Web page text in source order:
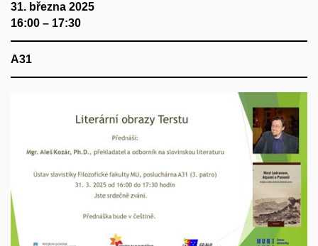
31. března 2025
16:00 – 17:30
A31